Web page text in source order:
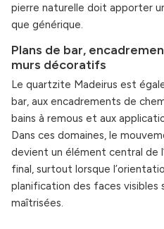
pierre naturelle doit apporter
que générique.
Plans de bar,
murs décoratifs
Le quartzite Madeirus est
bar, aux encadrements de
bains à remous et aux
Dans ces domaines, le
devient un élément central de
final, surtout lorsque
planification des faces visibles
maîtrisées.